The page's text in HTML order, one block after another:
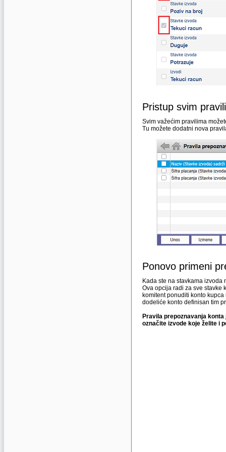
Pristup svim
Svim važećim pravilima
Tu možete dodatni nova
Ponovo primeni
Kada ste na stavkama
Ova opcija radi za sve
komitent ponuditi konto
dodeliće konto definisan tim
Pravila prepoznavanja
označite izvode koje želite i